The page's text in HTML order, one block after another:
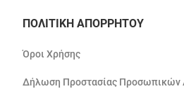
ΠΟΛΙΤΙΚΗ ΑΠΟΡΡΗΤΟΥ
Όροι Χρήσης
Δήλωση Προστασίας Προσωπικών